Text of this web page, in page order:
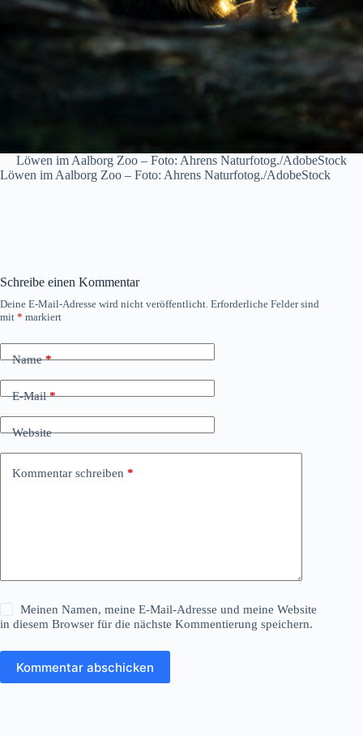
Löwen im Aalborg Zoo – Foto: Ahrens Naturfotog./AdobeStock
Löwen im Aalborg Zoo – Foto: Ahrens Naturfotog./AdobeStock
Schreibe einen Kommentar
Deine E-Mail-Adresse wird nicht veröffentlicht. Erforderliche Felder sind
mit * markiert
Name*
E-Mail*
Website
Kommentar schreiben *
Meinen Namen, meine E-Mail-Adresse und meine Website
in diesem Browser für die nächste Kommentierung speichern.
Kommentar abschicken